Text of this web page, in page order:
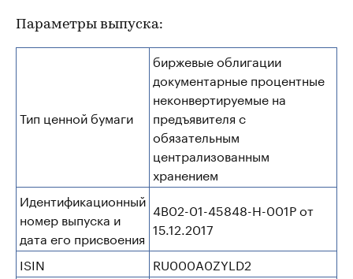
Параметры выпуска:
Тип ценной бумаги
биржевые облигации
документарные процентные
неконвертируемые на
предъявителя с
обязательным
централизованным
хранением
Идентификационный
номер выпуска и
дата его присвоения
4B02-01-45848-H-001P от
15.12.2017
ISIN
RU000A0ZYLD2